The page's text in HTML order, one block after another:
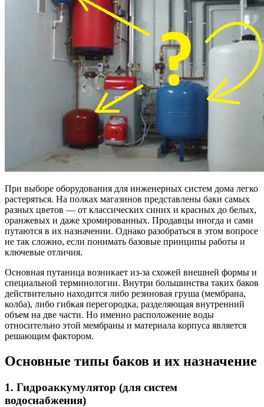
При выборе оборудования для инженерных систем дома легко
растеряться. На полках магазинов представлены баки самых
разных цветов — от классических синих и красных до белых,
оранжевых и даже хромированных. Продавцы иногда и сами
путаются в их назначении. Однако разобраться в этом вопросе
не так сложно, если понимать базовые принципы работы и
ключевые отличия.
Основная путаница возникает из-за схожей внешней формы и
специальной терминологии. Внутри большинства таких баков
действительно находится либо резиновая груша (мембрана,
колба), либо гибкая перегородка, разделяющая внутренний
объем на две части. Но именно расположение воды
относительно этой мембраны и материала корпуса является
решающим фактором.
Основные типы баков и их назначение
1. Гидроаккумулятор (для систем
водоснабжения)